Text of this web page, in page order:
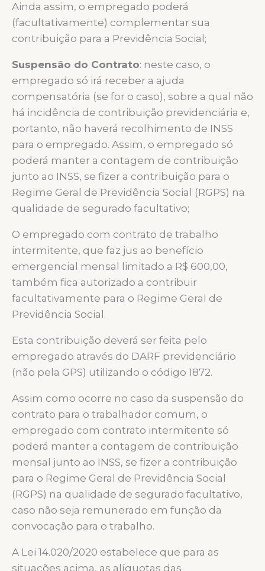
Ainda assim, o empregado poderá
(facultativamente) complementar sua
contribuição para a Previdência Social;
Suspensão do Contrato: neste caso, o
empregado só irá receber a ajuda
compensatória (se for o caso), sobre a qual não
há incidência de contribuição previdenciária e,
portanto, não haverá recolhimento de INSS
para o empregado. Assim, o empregado só
poderá manter a contagem de contribuição
junto ao INSS, se fizer a contribuição para o
Regime Geral de Previdência Social (RGPS) na
qualidade de segurado facultativo;
O empregado com contrato de trabalho
intermitente, que faz jus ao benefício
emergencial mensal limitado a R$ 600,00,
também fica autorizado a contribuir
facultativamente para o Regime Geral de
Previdência Social.
Esta contribuição deverá ser feita pelo
empregado através do DARF previdenciário
(não pela GPS) utilizando o código 1872.
Assim como ocorre no caso da suspensão do
contrato para o trabalhador comum, o
empregado com contrato intermitente só
poderá manter a contagem de contribuição
mensal junto ao INSS, se fizer a contribuição
para o Regime Geral de Previdência Social
(RGPS) na qualidade de segurado facultativo,
caso não seja remunerado em função da
convocação para o trabalho.
A Lei 14.020/2020 estabelece que para as
situações acima, as alíquotas das